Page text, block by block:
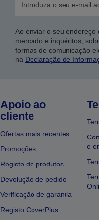
Ao enviar o seu endereço
mercado e inquéritos,
formas de comunicação
na Declaração de
Apoio ao
cliente
Ofertas mais recentes
Promoções
Registo de produtos
Devolução de pedido
Verificação de garantia
Registo CoverPlus
e